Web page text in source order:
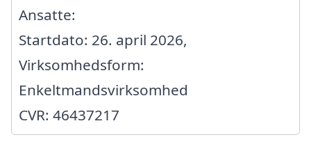
Ansatte:
Startdato: 26. april 2026,
Virksomhedsform:
Enkeltmandsvirksomhed
CVR: 46437217